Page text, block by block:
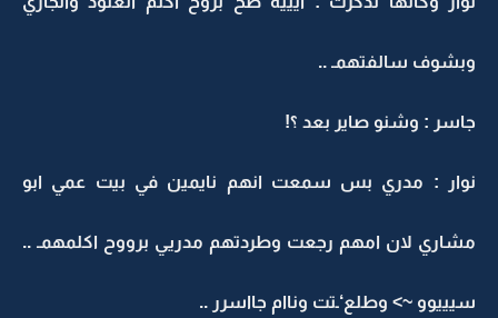
وبشوف سالفتهمـ ..
جاسر : وشنو صاير بعد ؟!
نوار : مدري بس سمعت انهم نايمين في بيت عمي ابو
مشاري لان امهم رجعت وطردتهم مدريي برووح اكلمهمـ ..
سيييوو ~> وطلع‘ـتت وناام جااسرر ..